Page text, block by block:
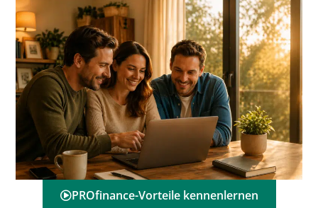
PROfinance-Vorteile kennenlernen